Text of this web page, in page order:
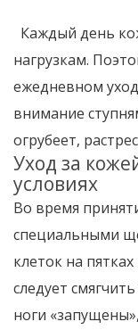
Каждый день
нагрузкам.
ежедневном
внимание
огрубеет,
Уход за
условиях
Во время
специальными
клеток на
следует
ноги